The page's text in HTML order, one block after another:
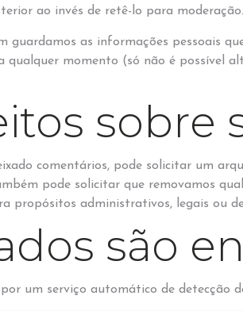
ao invés de retê-lo para moderação.
as informações pessoais
momento (só não é possível
sobre
comentários, pode solicitar um
pode solicitar que removamos
propósitos administrativos, legais ou
são
um serviço automático de detecção